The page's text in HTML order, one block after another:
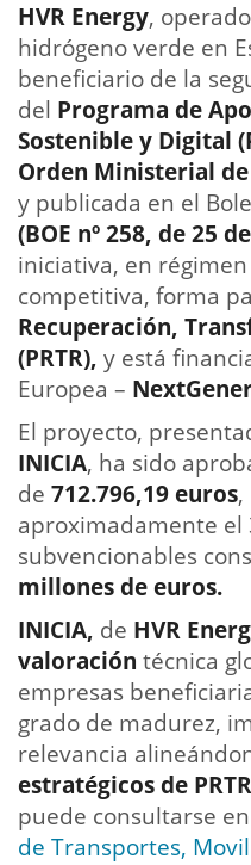
HVR Energy,
hidrógeno verde en
beneficiario de la
del Programa de
Sostenible y Digital
Orden Ministerial
y publicada en el
(BOE nº 258, de 25
iniciativa, en
competitiva, forma
Recuperación,
(PRTR), y está
Europea –
El proyecto,
INICIA, ha sido
de 712.796,19 euros,
aproximadamente el
subvencionables
millones de euros.
INICIA, de HVR
valoración técnica
empresas
grado de madurez,
relevancia
estratégicos de PRTR
puede consultarse
de Transportes,